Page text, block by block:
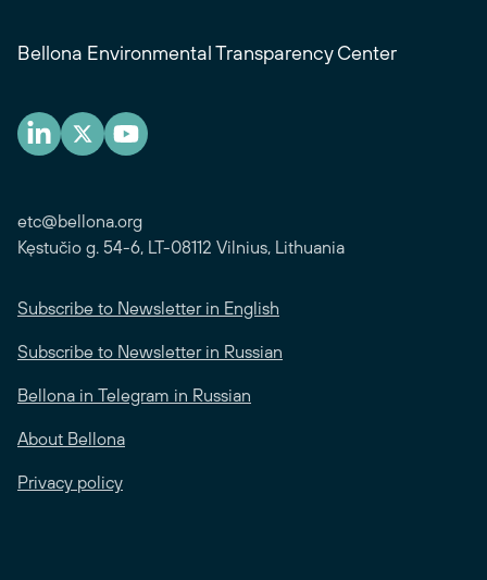
Bellona Environmental Transparency Center
etc@bellona.org
Kęstučio g. 54-6, LT-08112 Vilnius, Lithuania
Subscribe to Newsletter in English
Subscribe to Newsletter in Russian
Bellona in Telegram in Russian
About Bellona
Privacy policy